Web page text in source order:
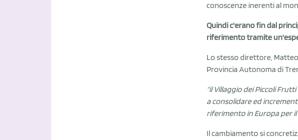
conoscenze inerenti al
Quindi c'erano fin dal
riferimento tramite
Lo stesso direttore,
Provincia Autonoma di
“il Villaggio dei Piccoli
a consolidare ed
riferimento in Europa per
Il cambiamento si